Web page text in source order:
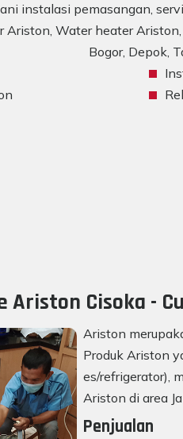
instalasi pemasangan,
Ariston, Water heater
Bogor, Depok,
Ariston Cisoka -
Ariston
Produk Ariston
es/refrigerator),
Ariston di area
Penjualan